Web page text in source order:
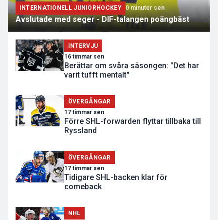
INTERNATIONELL JUNIORHOCKEY 0 minuter sen
Avslutade med seger - DIF-talangen poängbäst
INTERVJU
16 timmar sen
Berättar om svåra säsongen: "Det har
varit tufft mentalt"
ÖVERGÅNGAR
17 timmar sen
Förre SHL-forwarden flyttar tillbaka till
Ryssland
ÖVERGÅNGAR
17 timmar sen
Tidigare SHL-backen klar för
comeback
NHL